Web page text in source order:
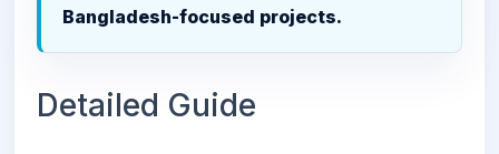
Bangladesh-focused projects.
Detailed Guide